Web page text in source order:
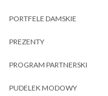
PORTFELE DAMSKIE
PREZENTY
PROGRAM PARTNERSKI
PUDELEK MODOWY